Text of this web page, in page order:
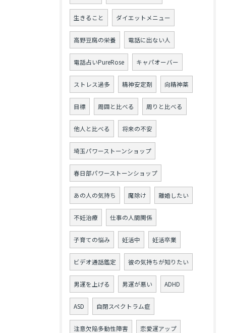
生きること ダイエットメニュー
高野豆腐の栄養 電話に出ない人
電話占いPureRose キャパオーバー
ストレス過多 精神安定剤 向精神薬
目標 周囲と比べる 周りと比べる
他人と比べる 将来の不安
埼玉パワーストーンショップ
春日部パワーストーンショップ
あの人の気持ち 魔除け 離婚したい
不妊治療 仕事の人間関係
子育ての悩み 妊活中 妊活卒業
ビデオ通話鑑定 彼の気持ちが知りたい
男運を上げる 男運が悪い ADHD
ASD 自閉スペクトラム症
注意欠陥多動性障害 恋愛運アップ